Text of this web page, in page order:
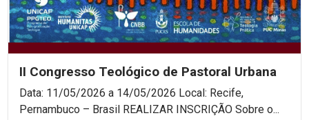
II Congresso Teológico de Pastoral Urbana
Data: 11/05/2026 a 14/05/2026 Local: Recife,
Pernambuco – Brasil REALIZAR INSCRIÇÃO Sobre o...